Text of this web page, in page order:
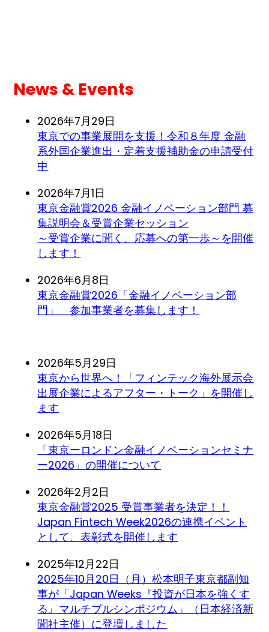
News & Events
2026年7月29日
東京での事業展開を支援！令和８年度 金融
系外国企業進出・定着支援補助金の申請受付
中
2026年7月1日
東京金融賞2026 金融イノベーション部門 募
集説明会＆受賞企業セッション
～受賞企業に聞く、応募への第一歩～を開催
します！
2026年6月8日
東京金融賞2026「金融イノベーション部
門」 参加事業者を募集します！
2026年5月29日
東京から世界へ！「フィンテック海外展示会
出展企業によるアフター・トーク」を開催し
ます
2026年5月18日
「東京ーロンドン金融イノベーションセミナ
ー2026」の開催について
2026年2月2日
東京金融賞2025 受賞事業者を決定！！
Japan Fintech Week2026の連携イベント
として、表彰式を開催します
2025年12月22日
2025年10月20日（月）松本明子東京都副知
事が「Japan Weeks『投資が日本を強くす
る』マルチプルシンポジウム」（日本経済新
聞社主催）に登壇しました